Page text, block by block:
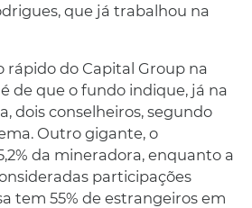
que já trabalhou na
rápido do Capital Group na
de que o fundo indique, já na
dois conselheiros, segundo
Outro gigante, o
da mineradora, enquanto a
participações
tem 55% de estrangeiros em